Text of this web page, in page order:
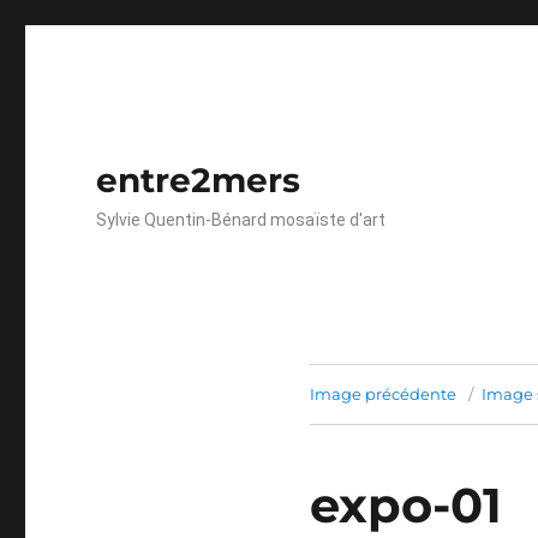
entre2mers
Sylvie Quentin-Bénard mosaïste d'art
Image précédente Image
expo-01